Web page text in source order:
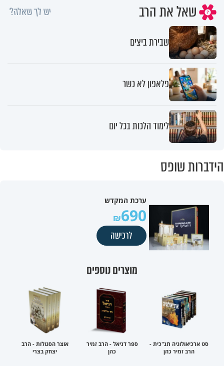
שאל את הרב יש לך שאלה?
שבירת ביצים
פלאפון לא כשר
לימוד הלכות בכל יום
הידברות שופס
ערכת המקדש
690
לרכישה
מוצרים נוספים
סט ארכיאולוגיה תנ"כית -
הרב זמיר כהן
ספר דניאל - הרב זמיר
כהן
אוצר הסגולות - הרב
יצחק בצרי